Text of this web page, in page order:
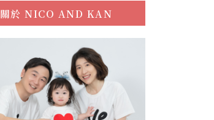
關於NICO AND KAN